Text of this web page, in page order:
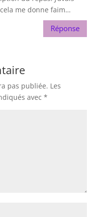
me donne faim…
Réponse
pas publiée. Les
avec *